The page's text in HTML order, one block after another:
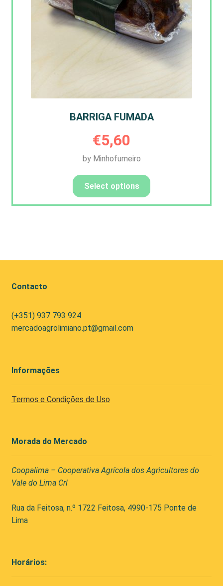
BARRIGA FUMADA
€5,60
by Minhofumeiro
Select options
Contacto
(+351) 937 793 924
mercadoagrolimiano.pt@gmail.com
Informações
Termos e Condições de Uso
Morada do Mercado
Coopalima – Cooperativa Agrícola dos Agricultores do
Vale do Lima Crl
Rua da Feitosa, n.º 1722 Feitosa, 4990-175 Ponte de
Lima
Horários: